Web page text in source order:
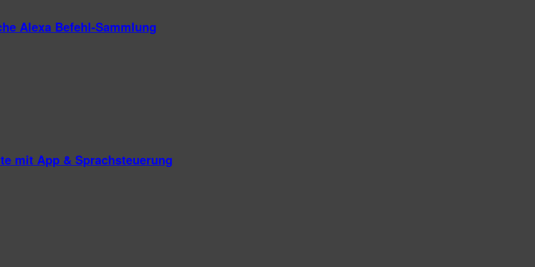
Alexa Befehl-Sammlung
mit App & Sprachsteuerung